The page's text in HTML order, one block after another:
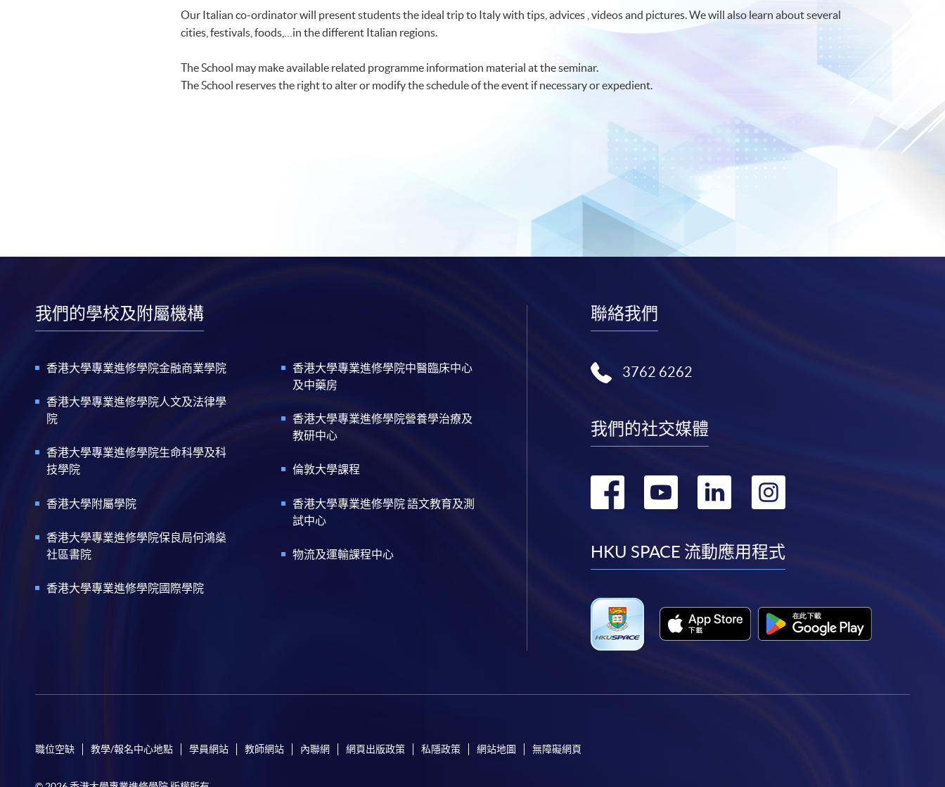
Our Italian co-ordinator will present students the ideal trip to Italy with tips, advices , videos and pictures. We will also learn about several
cities, festivals, foods,…in the different Italian regions.
The School may make available related programme information material at the seminar.
The School reserves the right to alter or modify the schedule of the event if necessary or expedient.
我們的學校及附屬機構
香港大學專業進修學院金融商業學院
香港大學專業進修學院人文及法律學
院
香港大學專業進修學院生命科學及科
技學院
香港大學附屬學院
香港大學專業進修學院保良局何鴻燊
社區書院
香港大學專業進修學院國際學院
香港大學專業進修學院中醫臨床中心
及中藥房
香港大學專業進修學院營養學治療及
教研中心
倫敦大學課程
香港大學專業進修學院 語文教育及測
試中心
物流及運輸課程中心
聯絡我們
3762 6262
我們的社交媒體
轉
facebook
轉
youtube
轉
linkedin
轉
instagram
HKU SPACE 流動應用程式
職位空缺 教學/報名中心地點 學員網站 教師網站 內聯網 網頁出版政策 私隱政策 網站地圖 無障礙網頁